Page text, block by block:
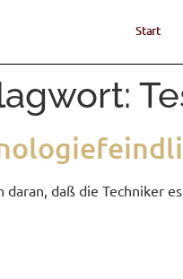
Start
dar­an, daß die Tech­ni­ker